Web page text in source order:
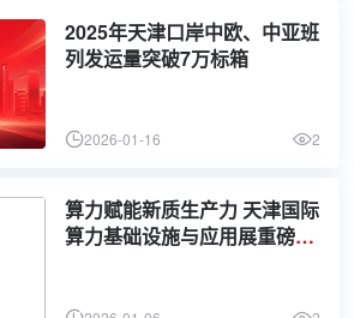
2025年天津口岸中欧、中亚班
列发运量突破7万标箱
2026-01-16 2
算力赋能新质生产力 天津国际
算力基础设施与应用展重磅官